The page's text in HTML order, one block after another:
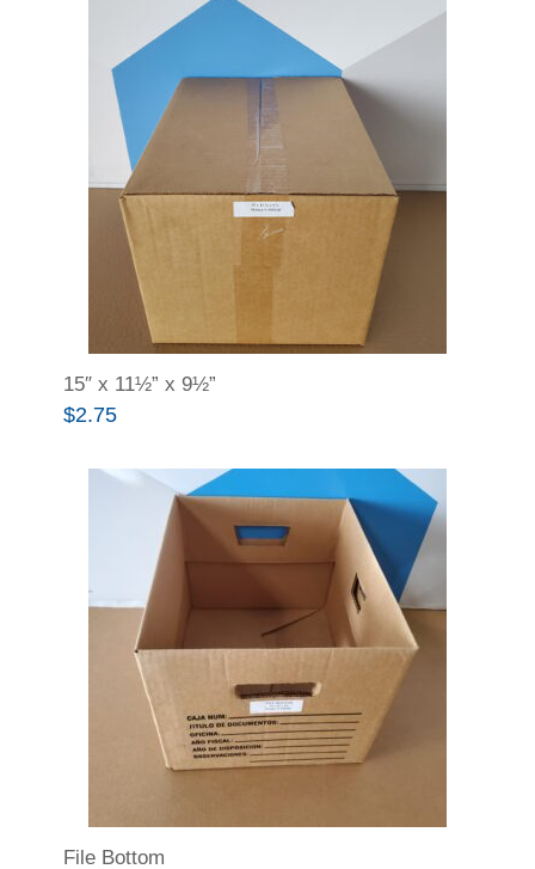
15″ x 11½” x 9½”
$2.75
File Bottom